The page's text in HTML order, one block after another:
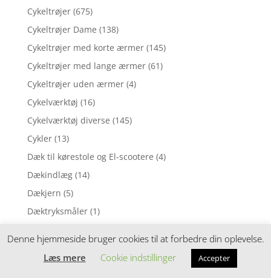
Cykeltrøjer (675)
Cykeltrøjer Dame (138)
Cykeltrøjer med korte ærmer (145)
Cykeltrøjer med lange ærmer (61)
Cykeltrøjer uden ærmer (4)
Cykelværktøj (16)
Cykelværktøj diverse (145)
Cykler (13)
Dæk til kørestole og El-scootere (4)
Dækindlæg (14)
Dækjern (5)
Dæktryksmåler (1)
default_klinger-bcd-fixmal-94-4-bolt
Dele til el-cykler
Denne hjemmeside bruger cookies til at forbedre din oplevelse.
Læs mere
Cookie indstillinger Accepter